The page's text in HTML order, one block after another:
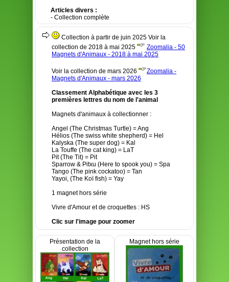
Articles divers :
- Collection complète
Collection à partir de juin 2025 Voir la
collection de 2018 à mai 2025
Zoomalia - 50
Magnets d'Animaux - 2018 à mai 2025
Voir la collection de mars 2026
Zoomalia -
Magnets d'Animaux - mars 2026
Classement Alphabétique avec les 3
premières lettres du nom de l'animal
Magnets d'animaux à collectionner :
Angel (The Christmas Turtle) = Ang
Hélios (The swiss white shepherd) = Hel
Kalyska (The super dog) = Kal
La Touffe (The cat king) = LaT
Pit (The Tit) = Pit
Sparrow & Pitxu (Here to spook you) = Spa
Tango (The pink cockatoo) = Tan
Yayoi, (The Koï fish) = Yay
1 magnet hors série
Vivre d'Amour et de croquettes : HS
Clic sur l'image pour zoomer
Présentation de la
collection
Magnet hors série